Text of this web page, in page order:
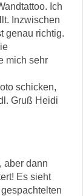
Ich
Inzwischen
genau richtig.
mich sehr
schicken,
Gruß Heidi
aber dann
Es sieht